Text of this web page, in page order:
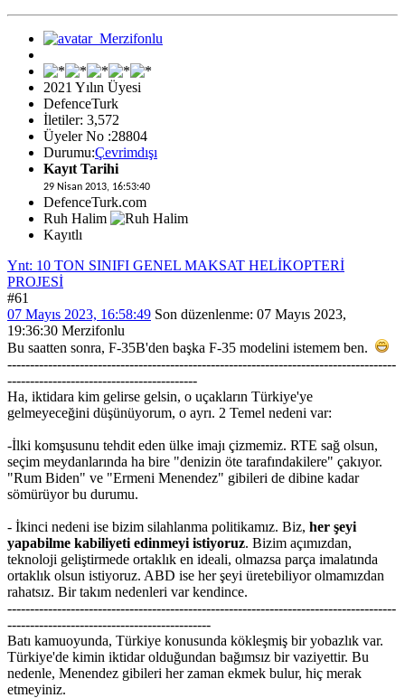
2021 Yılın Üyesi
DefenceTurk
İletiler: 3,572
Üyeler No :28804
Durumu:Çevrimdışı
Kayıt Tarihi
29 Nisan 2013, 16:53:40
DefenceTurk.com
Ruh Halim
Kayıtlı
Ynt: 10 TON SINIFI GENEL MAKSAT HELİKOPTERİ
PROJESİ
#61
07 Mayıs 2023, 16:58:49 Son düzenlenme: 07 Mayıs 2023,
19:36:30 Merzifonlu
Bu saatten sonra, F-35B'den başka F-35 modelini istemem ben.
--------------------------------------------------------------------------------------
------------------------------------------
Ha, iktidara kim gelirse gelsin, o uçakların Türkiye'ye
gelmeyeceğini düşünüyorum, o ayrı. 2 Temel nedeni var:
-İlki komşusunu tehdit eden ülke imajı çizmemiz. RTE sağ olsun,
seçim meydanlarında ha bire "denizin öte tarafındakilere" çakıyor.
"Rum Biden" ve "Ermeni Menendez" gibileri de dibine kadar
sömürüyor bu durumu.
- İkinci nedeni ise bizim silahlanma politikamız. Biz, her şeyi
yapabilme kabiliyeti edinmeyi istiyoruz. Bizim açımızdan,
teknoloji geliştirmede ortaklık en ideali, olmazsa parça imalatında
ortaklık olsun istiyoruz. ABD ise her şeyi üretebiliyor olmamızdan
rahatsız. Bir takım nedenleri var kendince.
--------------------------------------------------------------------------------------
---------------------------------------------
Batı kamuoyunda, Türkiye konusunda kökleşmiş bir yobazlık var.
Türkiye'de kimin iktidar olduğundan bağımsız bir vaziyettir. Bu
nedenle, Menendez gibileri her zaman ekmek bulur, hiç merak
etmeyiniz.